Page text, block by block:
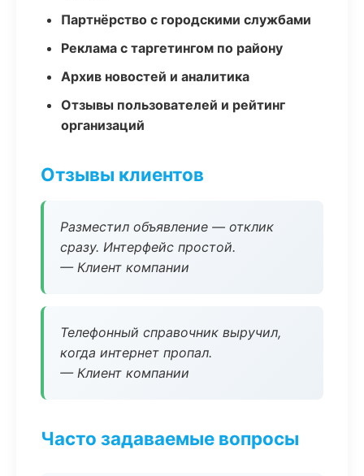
Партнёрство с городскими службами
Реклама с таргетингом по району
Архив новостей и аналитика
Отзывы пользователей и рейтинг
организаций
Отзывы клиентов
Разместил объявление — отклик
сразу. Интерфейс простой.
— Клиент компании
Телефонный справочник выручил,
когда интернет пропал.
— Клиент компании
Часто задаваемые вопросы